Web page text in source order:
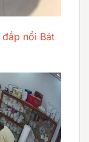
nổi Bát